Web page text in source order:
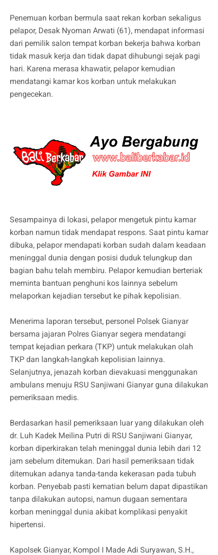
Penemuan korban bermula saat rekan korban sekaligus
pelapor, Desak Nyoman Arwati (61), mendapat informasi
dari pemilik salon tempat korban bekerja bahwa korban
tidak masuk kerja dan tidak dapat dihubungi sejak pagi
hari. Karena merasa khawatir, pelapor kemudian
mendatangi kamar kos korban untuk melakukan
pengecekan.
Sesampainya di lokasi, pelapor mengetuk pintu kamar
korban namun tidak mendapat respons. Saat pintu kamar
dibuka, pelapor mendapati korban sudah dalam keadaan
meninggal dunia dengan posisi duduk telungkup dan
bagian bahu telah membiru. Pelapor kemudian berteriak
meminta bantuan penghuni kos lainnya sebelum
melaporkan kejadian tersebut ke pihak kepolisian.
Menerima laporan tersebut, personel Polsek Gianyar
bersama jajaran Polres Gianyar segera mendatangi
tempat kejadian perkara (TKP) untuk melakukan olah
TKP dan langkah-langkah kepolisian lainnya.
Selanjutnya, jenazah korban dievakuasi menggunakan
ambulans menuju RSU Sanjiwani Gianyar guna dilakukan
pemeriksaan medis.
Berdasarkan hasil pemeriksaan luar yang dilakukan oleh
dr. Luh Kadek Meilina Putri di RSU Sanjiwani Gianyar,
korban diperkirakan telah meninggal dunia lebih dari 12
jam sebelum ditemukan. Dari hasil pemeriksaan tidak
ditemukan adanya tanda-tanda kekerasan pada tubuh
korban. Penyebab pasti kematian belum dapat dipastikan
tanpa dilakukan autopsi, namun dugaan sementara
korban meninggal dunia akibat komplikasi penyakit
hipertensi.
Kapolsek Gianyar, Kompol I Made Adi Suryawan, S.H.,